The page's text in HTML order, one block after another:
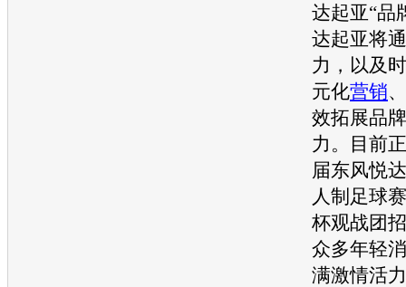
达起亚“品
达起亚将
力，以及
元化营销
效拓展品
力。目前
届东风悦
人制足球
杯观战团
众多年轻
满激情活